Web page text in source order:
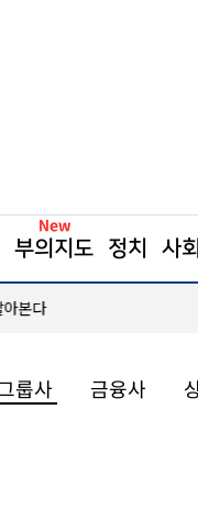
부의지도 정치 사
아본다
룹사 금융사